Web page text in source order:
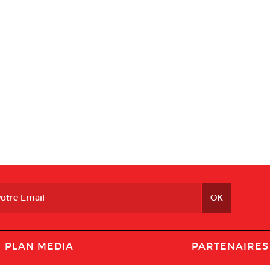
PLAN MEDIA PARTENAIRES